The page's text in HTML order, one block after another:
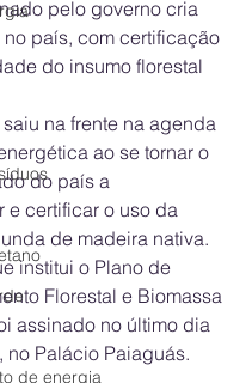
de energia
pelo governo cria
país, com certificação
do insumo florestal
na frente na agenda
ao se tornar o
do país a
e certificar o uso da
de madeira nativa.
institui o Plano de
Florestal e Biomassa
assinado no último dia
no Palácio Paiaguás.